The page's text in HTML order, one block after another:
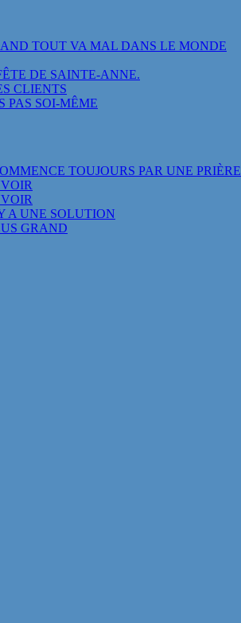
TOUT VA MAL DANS LE MONDE
DE SAINTE-ANNE.
CLIENTS
PAS SOI-MÊME
TOUJOURS PAR UNE PRIÈRE
A UNE SOLUTION
GRAND